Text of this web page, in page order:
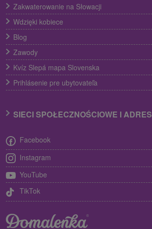
Zakwaterowanie na Słowacji
Wdzięki kobiece
Blog
Zawody
Kvíz Slepá mapa Slovenska
Prihlásenie pre ubytovateľa
SIECI SPOŁECZNOŚCIOWE I ADRES
Facebook
Instagram
YouTube
TikTok